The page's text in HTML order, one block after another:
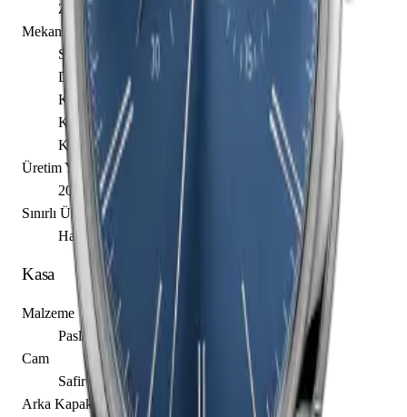
Zenith caliber El Primero 4069
Mekanizma Açıklaması
Saat
Dakika
Küçük Saniye
Kronograf
Kolon Çarkı
Üretim Yılı
2015
Sınırlı Üretim
Hayır
Kasa
Malzeme
Paslanmaz Çelik
Cam
Safir
Arka Kapak